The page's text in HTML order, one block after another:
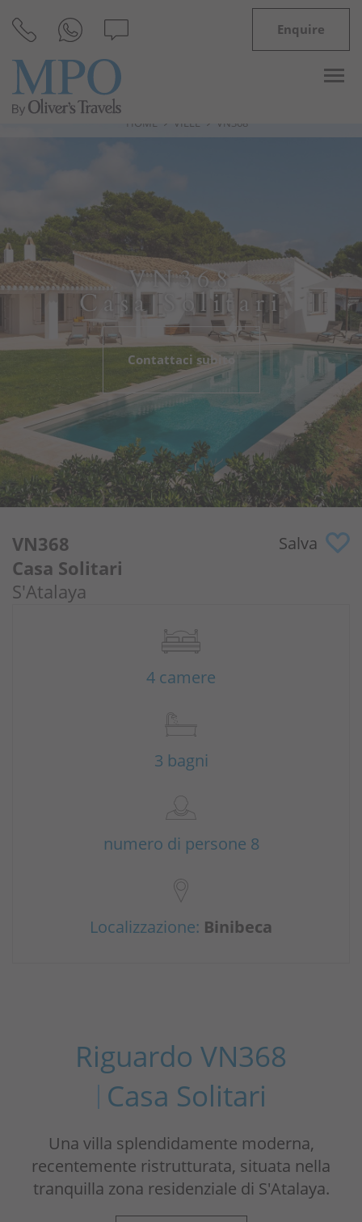
Enquire
Ispirazioni
Ville
Minorca
Offerte
Proprietari
Portale
VN368
Casa Solitari
Contattaci subito
HOME VILLE VN368
S'Atalaya
VN368
Casa Solitari
Salva
4 camere
3 bagni
numero di persone 8
Localizzazione: Binibeca
Riguardo VN368
Casa Solitari
Una villa splendidamente moderna,
recentemente ristrutturata, situata nella
tranquilla zona residenziale di S'Atalaya.